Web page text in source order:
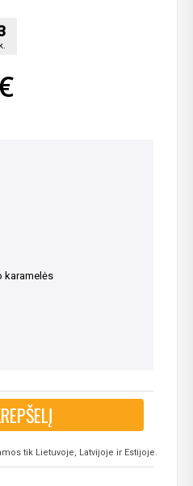
karamelės
tik Lietuvoje, Latvijoje ir Estijoje.